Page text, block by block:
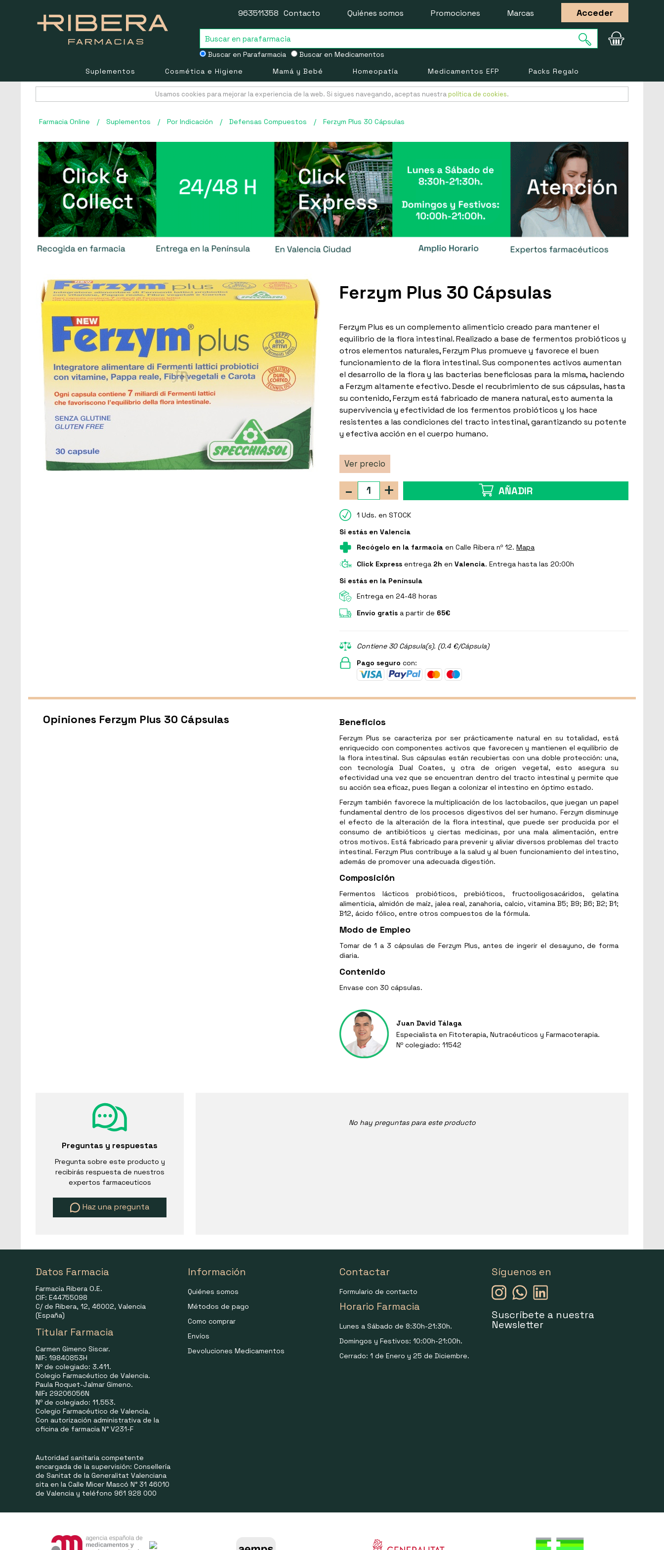
Buscar en Parafarmacia Buscar en Medicamentos
963511358 Contacto Quiénes somos Promociones Marcas Acceder
Suplementos Cosmética e Higiene Mamá y Bebé Homeopatía Medicamentos EFP Packs Regalo
Usamos cookies para mejorar la experiencia de la web. Si sigues navegando, aceptas nuestra política de cookies.
Farmacia Online / Suplementos / Por Indicación / Defensas Compuestos / Ferzym Plus 30 Cápsulas
Ferzym Plus 30 Cápsulas
Ferzym Plus es un complemento alimenticio creado para mantener el
equilibrio de la flora intestinal. Realizado a base de fermentos probióticos y
otros elementos naturales, Ferzym Plus promueve y favorece el buen
funcionamiento de la flora intestinal. Sus componentes activos aumentan
el desarrollo de la flora y las bacterias beneficiosas para la misma, haciendo
a Ferzym altamente efectivo. Desde el recubrimiento de sus cápsulas, hasta
su contenido, Ferzym está fabricado de manera natural, esto aumenta la
supervivencia y efectividad de los fermentos probióticos y los hace
resistentes a las condiciones del tracto intestinal, garantizando su potente
y efectiva acción en el cuerpo humano.
Ver precio
+
- AÑADIR
1 Uds. en STOCK
Si estás en Valencia
Recógelo en la farmacia en Calle Ribera nº 12. Mapa
Click Express entrega 2h en Valencia. Entrega hasta las 20:00h
Si estás en la Península
Entrega en 24-48 horas
Envío gratis a partir de 65€
Contiene 30 Cápsula(s). (0.4 €/Cápsula)
Pago seguro con:
Beneficios
Ferzym Plus se caracteriza por ser prácticamente natural en su totalidad, está
enriquecido con componentes activos que favorecen y mantienen el equilibrio de
la flora intestinal. Sus cápsulas están recubiertas con una doble protección: una,
con tecnología Dual Coates, y otra de origen vegetal, esto asegura su
efectividad una vez que se encuentran dentro del tracto intestinal y permite que
su acción sea eficaz, pues llegan a colonizar el intestino en óptimo estado.
Ferzym también favorece la multiplicación de los lactobacilos, que juegan un papel
fundamental dentro de los procesos digestivos del ser humano. Ferzym disminuye
el efecto de la alteración de la flora intestinal, que puede ser producida por el
consumo de antibióticos y ciertas medicinas, por una mala alimentación, entre
otros motivos. Está fabricado para prevenir y aliviar diversos problemas del tracto
intestinal. Ferzym Plus contribuye a la salud y al buen funcionamiento del intestino,
además de promover una adecuada digestión.
Composición
Fermentos lácticos probióticos, prebióticos, fructooligosacáridos, gelatina
alimenticia, almidón de maíz, jalea real, zanahoria, calcio, vitamina B5; B9; B6; B2; B1;
B12, ácido fólico, entre otros compuestos de la fórmula.
Modo de Empleo
Tomar de 1 a 3 cápsulas de Ferzym Plus, antes de ingerir el desayuno, de forma
diaria.
Contenido
Envase con 30 cápsulas.
Juan David Tálaga
Especialista en Fitoterapia, Nutracéuticos y Farmacoterapia.
Nº colegiado: 11542
Opiniones Ferzym Plus 30 Cápsulas
Preguntas y respuestas
Pregunta sobre este producto y
recibirás respuesta de nuestros
expertos farmaceuticos
Haz una pregunta
No hay preguntas para este producto
Datos Farmacia
Farmacia Ribera O.E.
CIF: E44755098
C/ de Ribera, 12, 46002, Valencia
(España)
Titular Farmacia
Carmen Gimeno Siscar.
NIF: 19840853H
Nº de colegiado: 3.411.
Colegio Farmacéutico de Valencia.
Paula Roquet-Jalmar Gimeno.
NIF: 29206056N
Nº de colegiado: 11.553.
Colegio Farmacéutico de Valencia.
Con autorización administrativa de la
oficina de farmacia N° V231-F
Autoridad sanitaria competente
encargada de la supervisión: Consellería
de Sanitat de la Generalitat Valenciana
sita en la Calle Micer Mascó N° 31 46010
de Valencia y teléfono 961 928 000
Información
Quiénes somos
Métodos de pago
Como comprar
Envíos
Devoluciones Medicamentos
Contactar
Formulario de contacto
Horario Farmacia
Lunes a Sábado de 8:30h-21:30h.
Domingos y Festivos: 10:00h-21:00h.
Cerrado: 1 de Enero y 25 de Diciembre.
Síguenos en
Suscríbete a nuestra
Newsletter